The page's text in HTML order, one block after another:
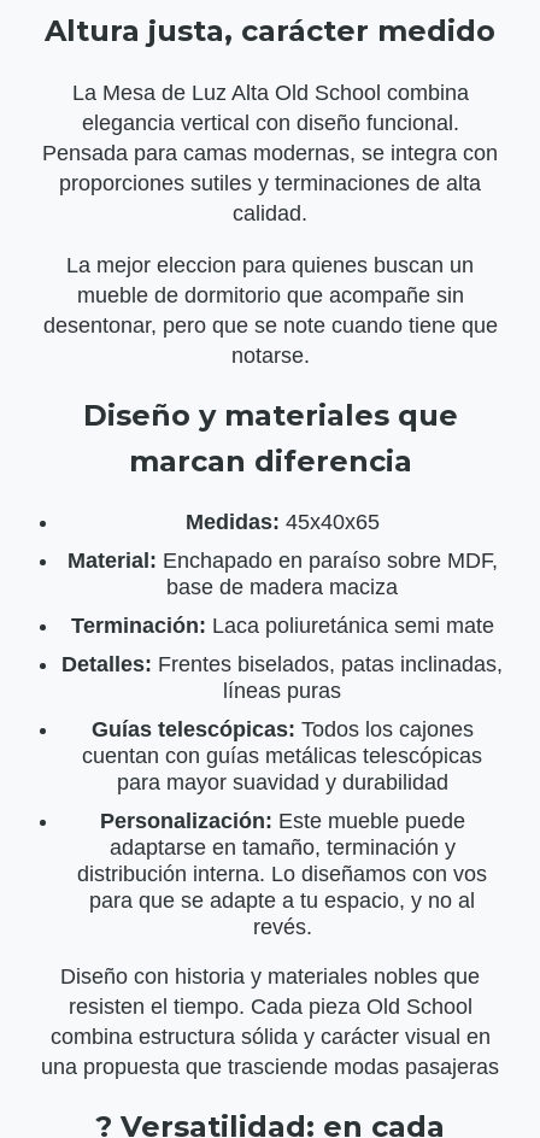
Altura justa, carácter medido
La Mesa de Luz Alta Old School combina
elegancia vertical con diseño funcional.
Pensada para camas modernas, se integra con
proporciones sutiles y terminaciones de alta
calidad.
La mejor eleccion para quienes buscan un
mueble de dormitorio que acompañe sin
desentonar, pero que se note cuando tiene que
notarse.
Diseño y materiales que
marcan diferencia
Medidas: 45x40x65
Material: Enchapado en paraíso sobre MDF,
base de madera maciza
Terminación: Laca poliuretánica semi mate
Detalles: Frentes biselados, patas inclinadas,
líneas puras
Guías telescópicas: Todos los cajones
cuentan con guías metálicas telescópicas
para mayor suavidad y durabilidad
Personalización: Este mueble puede
adaptarse en tamaño, terminación y
distribución interna. Lo diseñamos con vos
para que se adapte a tu espacio, y no al
revés.
Diseño con historia y materiales nobles que
resisten el tiempo. Cada pieza Old School
combina estructura sólida y carácter visual en
una propuesta que trasciende modas pasajeras
? Versatilidad: en cada